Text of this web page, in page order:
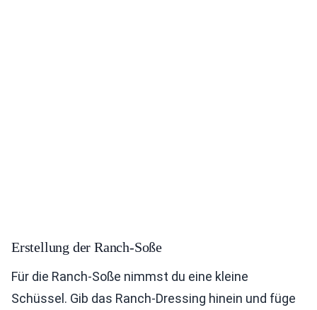
Erstellung der Ranch-Soße
Für die Ranch-Soße nimmst du eine kleine
Schüssel. Gib das Ranch-Dressing hinein und füge